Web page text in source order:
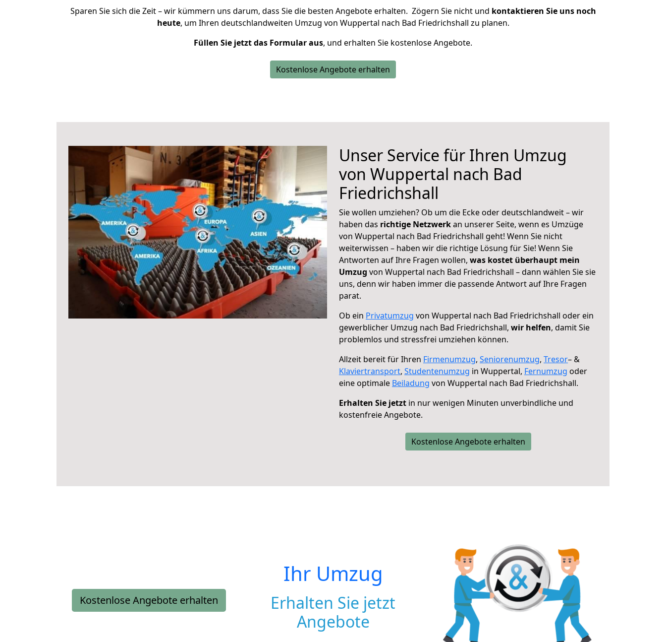
Sparen Sie sich die Zeit – wir kümmern uns darum, dass Sie die besten Angebote erhalten. Zögern Sie nicht und kontaktieren Sie uns noch
heute, um Ihren deutschlandweiten Umzug von Wuppertal nach Bad Friedrichshall zu planen.
Füllen Sie jetzt das Formular aus, und erhalten Sie kostenlose Angebote.
Kostenlose Angebote erhalten
Unser Service für Ihren Umzug
von Wuppertal nach Bad
Friedrichshall
Sie wollen umziehen? Ob um die Ecke oder deutschlandweit – wir
haben das richtige Netzwerkan unserer Seite, wenn es Umzüge
von Wuppertal nach Bad Friedrichshall geht! Wenn Sie nicht
weiterwissen – haben wir die richtige Lösung für Sie! Wenn Sie
Antworten auf Ihre Fragen wollen, was kostet überhaupt mein
Umzug von Wuppertal nach Bad Friedrichshall – dann wählen Sie sie
uns, denn wir haben immer die passende Antwort auf Ihre Fragen
parat.
Ob ein Privatumzug von Wuppertal nach Bad Friedrichshall oder ein
gewerblicher Umzug nach Bad Friedrichshall, wir helfen, damit Sie
problemlos und stressfrei umziehen können.
Allzeit bereit für Ihren Firmenumzug, Seniorenumzug, Tresor– &
Klaviertransport, Studentenumzug in Wuppertal, Fernumzug oder
eine optimale Beiladung von Wuppertal nach Bad Friedrichshall.
Erhalten Sie jetzt in nur wenigen Minuten unverbindliche und
kostenfreie Angebote.
Kostenlose Angebote erhalten
Kostenlose Angebote erhalten
Ihr Umzug
Erhalten Sie jetzt
Angebote